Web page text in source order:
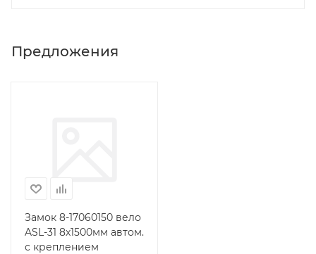
Предложения
Замок 8-17060150 вело
ASL-31 8х1500мм автом.
с креплением